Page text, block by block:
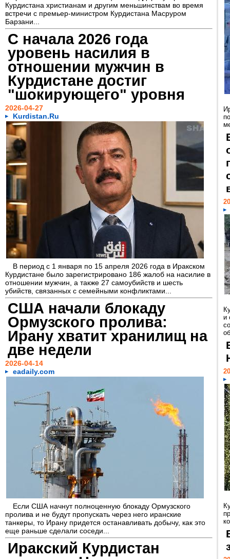
Курдистана христианам и другим меньшинствам во время
встречи с премьер-министром Курдистана Масруром
Барзани...
С начала 2026 года
уровень насилия в
отношении мужчин в
Курдистане достиг
"шокирующего" уровня
2026-04-27
Kurdistan.Ru
В период с 1 января по 15 апреля 2026 года в Иракском
Курдистане было зарегистрировано 186 жалоб на насилие в
отношении мужчин, а также 27 самоубийств и шесть
убийств, связанных с семейными конфликтами...
США начали блокаду
Ормузского пролива:
Ирану хватит хранилищ на
две недели
2026-04-14
eadaily.com
Если США начнут полноценную блокаду Ормузского
пролива и не будут пропускать через него иранские
танкеры, то Ирану придется останавливать добычу, как это
еще раньше сделали соседи...
Иракский Курдистан
и